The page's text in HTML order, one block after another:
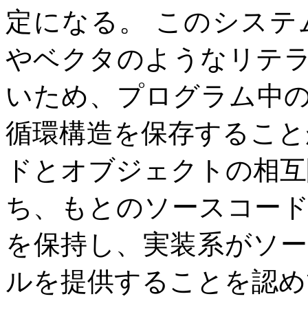
定になる。 このシス
やベクタのようなリテ
いため、プログラム中
循環構造を保存するこ
ドとオブジェクトの相
ち、もとのソースコー
を保持し、実装系がソ
ルを提供することを認